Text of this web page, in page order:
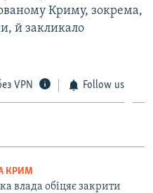
Криму, зокрема,
й закликало
VPN Follow us
КРИМ
влада обіцяє закрити